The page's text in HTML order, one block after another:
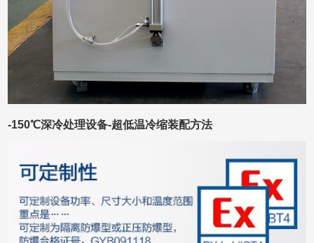
-150℃深冷处理设备-超低温冷缩装配方法